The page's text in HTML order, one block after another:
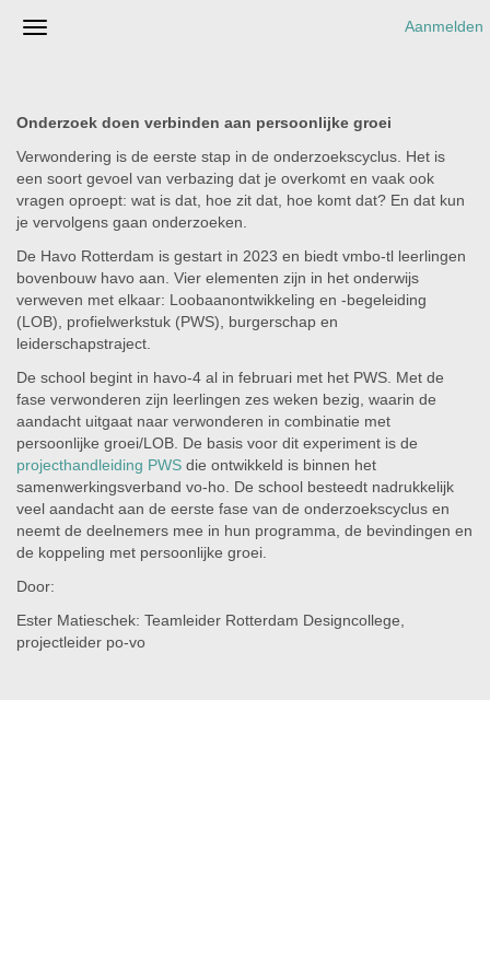
Aanmelden
Onderzoek doen verbinden aan persoonlijke groei
Verwondering is de eerste stap in de onderzoekscyclus. Het is
een soort gevoel van verbazing dat je overkomt en vaak ook
vragen oproept: wat is dat, hoe zit dat, hoe komt dat? En dat kun
je vervolgens gaan onderzoeken.
De Havo Rotterdam is gestart in 2023 en biedt vmbo-tl leerlingen
bovenbouw havo aan. Vier elementen zijn in het onderwijs
verweven met elkaar: Loobaanontwikkeling en -begeleiding
(LOB), profielwerkstuk (PWS), burgerschap en
leiderschapstraject.
De school begint in havo-4 al in februari met het PWS. Met de
fase verwonderen zijn leerlingen zes weken bezig, waarin de
aandacht uitgaat naar verwonderen in combinatie met
persoonlijke groei/LOB. De basis voor dit experiment is de
projecthandleiding PWS die ontwikkeld is binnen het
samenwerkingsverband vo-ho. De school besteedt nadrukkelijk
veel aandacht aan de eerste fase van de onderzoekscyclus en
neemt de deelnemers mee in hun programma, de bevindingen en
de koppeling met persoonlijke groei.
Door:
Ester Matieschek: Teamleider Rotterdam Designcollege,
projectleider po-vo